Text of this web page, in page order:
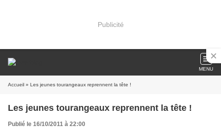
Publicité
MENU
Accueil » Les jeunes tourangeaux reprennent la tête !
Les jeunes tourangeaux reprennent la tête !
Publié le 16/10/2011 à 22:00